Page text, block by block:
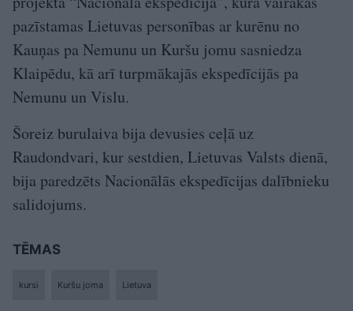
pazīstamas Lietuvas personības ar kurēnu no
Kauņas pa Nemunu un Kuršu jomu sasniedza
Klaipēdu, kā arī turpmākajās ekspedīcijās pa
Nemunu un Vislu.
Šoreiz burulaiva bija devusies ceļā uz
Raudondvari, kur sestdien, Lietuvas Valsts dienā,
bija paredzēts Nacionālās ekspedīcijas dalībnieku
salidojums.
TĒMAS
kursi Kuršu joma Lietuva